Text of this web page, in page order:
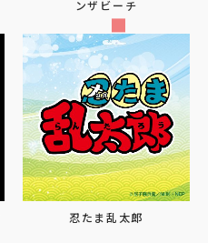
ンザビーチ
忍たま乱太郎